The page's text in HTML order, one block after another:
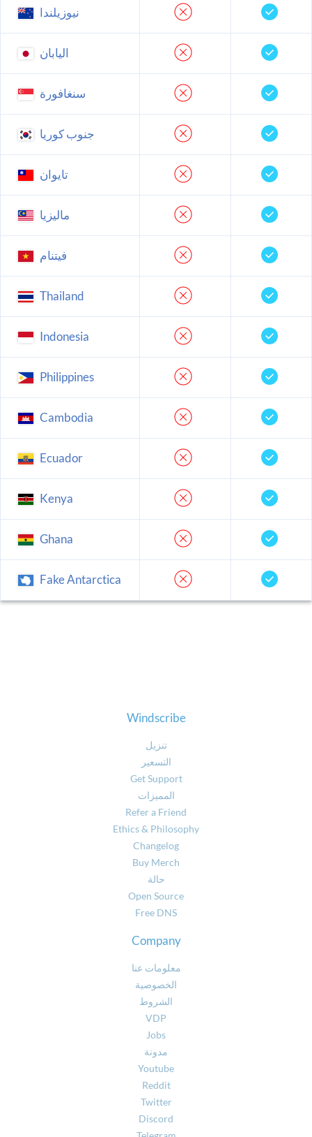
نيوزيلندا
اليابان
سنغافورة
جنوب كوريا
تايوان
ماليزيا
فيتنام
Thailand
Indonesia
Philippines
Cambodia
Ecuador
Kenya
Ghana
Fake Antarctica
Windscribe
تنزيل
التسعير
Get Support
المميزات
Refer a Friend
Ethics & Philosophy
Changelog
Buy Merch
حالة
Open Source
Free DNS
Company
معلومات عنا
الخصوصية
الشروط
VDP
Jobs
مدونة
Youtube
Reddit
Twitter
Discord